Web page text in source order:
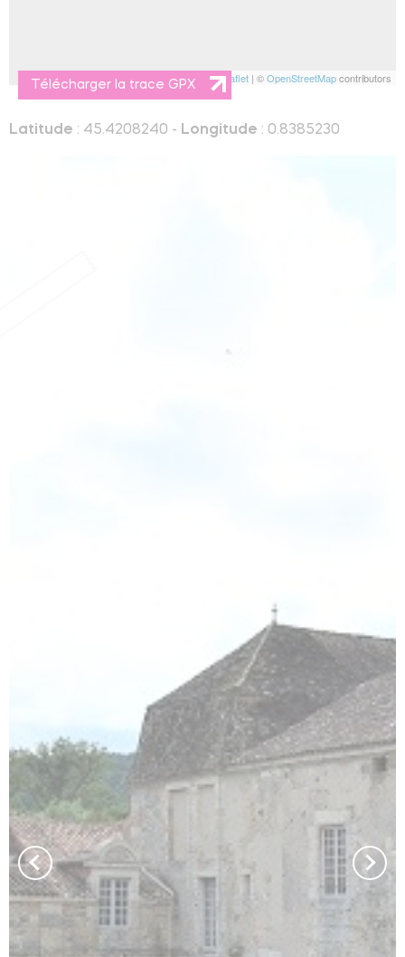
Leaflet | ©OpenStreetMapcontributors
Télécharger la trace GPX
Latitude : 45.4208240 - Longitude : 0.8385230